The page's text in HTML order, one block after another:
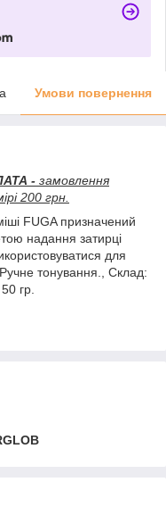
Умови повернення
- замовлення
200 грн.
FUGA призначений
надання затирці
для
Ручне тонування., Склад:
гр.